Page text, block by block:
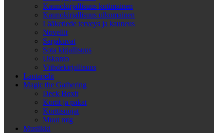
Kaunokirjallisuus kotimainen
Kaunokirjallisuus ulkomainen
Lääketiede terveys ja kauneus
Novellit
Sarjakuvat
Sota kirjallisuus
Uskonto
Viihdekirjallisuus
Lautapelit
Magic the Gathering
Deck Boxit
Kortit ja pakat
Korttisuojat
Muut mtg
Musiikki